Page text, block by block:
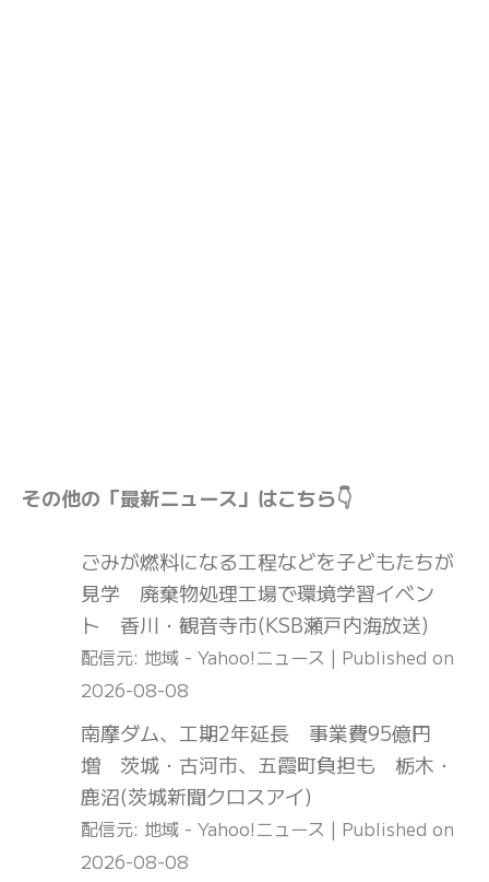
その他の「最新ニュース」はこちら👇
ごみが燃料になる工程などを子どもたちが
見学 廃棄物処理工場で環境学習イベン
ト 香川・観音寺市(KSB瀬戸内海放送)
配信元: 地域 - Yahoo!ニュース
Published on
2026-08-08
南摩ダム、工期2年延長 事業費95億円
増 茨城・古河市、五霞町負担も 栃木・
鹿沼(茨城新聞クロスアイ)
配信元: 地域 - Yahoo!ニュース
Published on
2026-08-08